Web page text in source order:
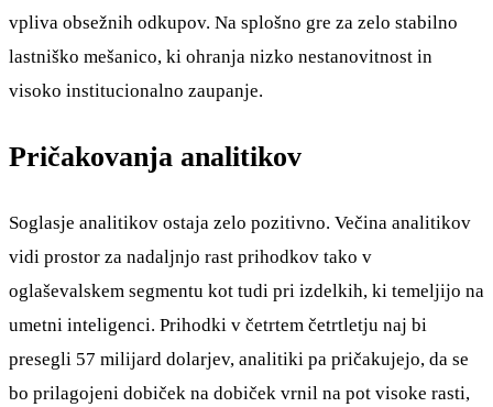
vpliva obsežnih odkupov. Na splošno gre za zelo stabilno
lastniško mešanico, ki ohranja nizko nestanovitnost in
visoko institucionalno zaupanje.
Pričakovanja analitikov
Soglasje analitikov ostaja zelo pozitivno. Večina analitikov
vidi prostor za nadaljnjo rast prihodkov tako v
oglaševalskem segmentu kot tudi pri izdelkih, ki temeljijo na
umetni inteligenci. Prihodki v četrtem četrtletju naj bi
presegli 57 milijard dolarjev, analitiki pa pričakujejo, da se
bo prilagojeni dobiček na dobiček vrnil na pot visoke rasti,